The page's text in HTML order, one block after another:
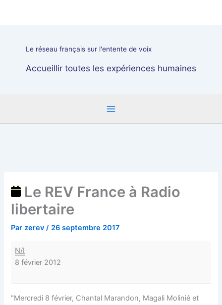
Le réseau français sur l'entente de voix
Accueillir toutes les expériences humaines
Le REV France à Radio
libertaire
Parzerev/ 26 septembre 2017
Radio
libertaire
N/I
8 février 2012
"Mercredi 8 février, Chantal Marandon, Magali Molinié et